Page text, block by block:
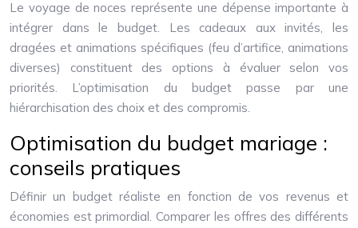
Le voyage de noces représente une dépense importante à
intégrer dans le budget. Les cadeaux aux invités, les
dragées et animations spécifiques (feu d’artifice, animations
diverses) constituent des options à évaluer selon vos
priorités. L’optimisation du budget passe par une
hiérarchisation des choix et des compromis.
Optimisation du budget mariage :
conseils pratiques
Définir un budget réaliste en fonction de vos revenus et
économies est primordial. Comparer les offres des différents